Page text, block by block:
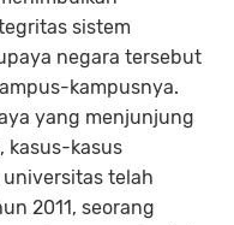
sistem
negara tersebut
kampusnya.
yang menjunjung
kasus-kasus
telah
2011, seorang